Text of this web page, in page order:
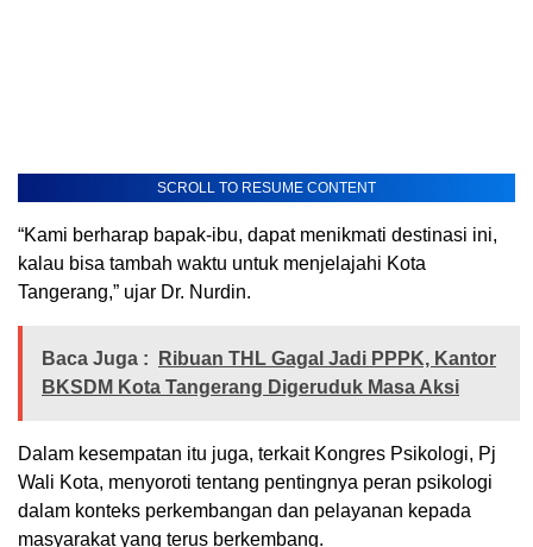
SCROLL TO RESUME CONTENT
“Kami berharap bapak-ibu, dapat menikmati destinasi ini,
kalau bisa tambah waktu untuk menjelajahi Kota
Tangerang,” ujar Dr. Nurdin.
Baca Juga :
Ribuan THL Gagal Jadi PPPK, Kantor
BKSDM Kota Tangerang Digeruduk Masa Aksi
Dalam kesempatan itu juga, terkait Kongres Psikologi, Pj
Wali Kota, menyoroti tentang pentingnya peran psikologi
dalam konteks perkembangan dan pelayanan kepada
masyarakat yang terus berkembang.